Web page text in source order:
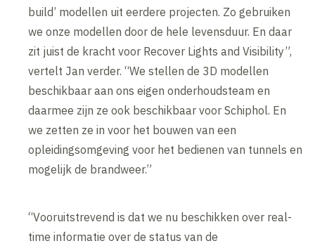
build’ modellen uit eerdere projecten. Zo gebruiken
we onze modellen door de hele levensduur. En daar
zit juist de kracht voor Recover Lights and Visibility”,
vertelt Jan verder. “We stellen de 3D modellen
beschikbaar aan ons eigen onderhoudsteam en
daarmee zijn ze ook beschikbaar voor Schiphol. En
we zetten ze in voor het bouwen van een
opleidingsomgeving voor het bedienen van tunnels en
mogelijk de brandweer.”
“Vooruitstrevend is dat we nu beschikken over real-
time informatie over de status van de